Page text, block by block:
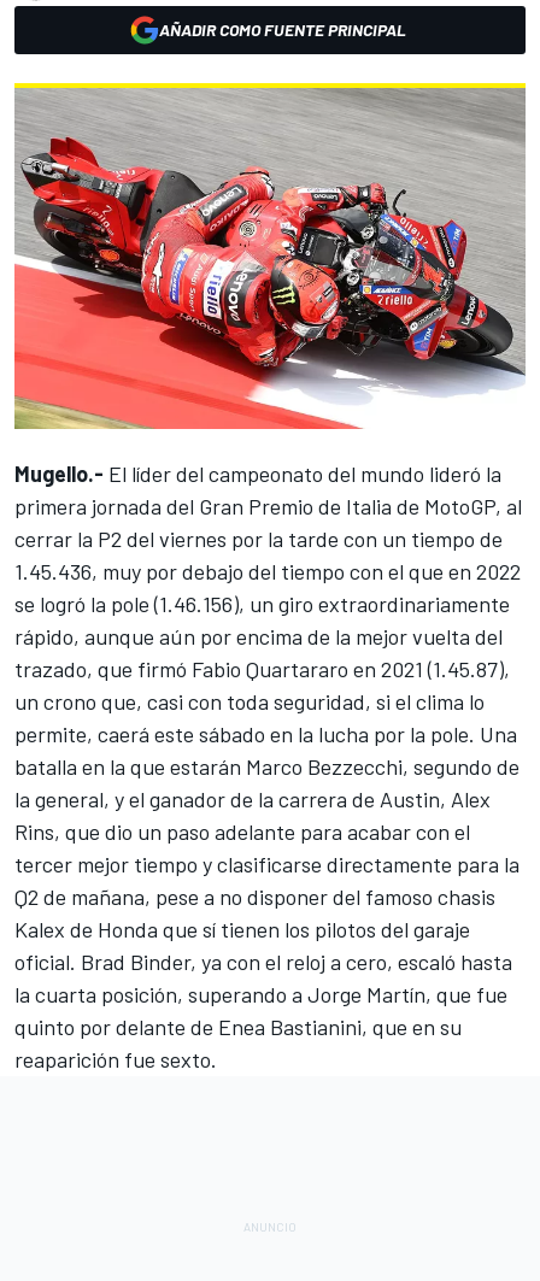
AÑADIR COMO FUENTE PRINCIPAL
Mugello.- El líder del campeonato del mundo lideró la
primera jornada del Gran Premio de Italia de MotoGP, al
cerrar la P2 del viernes por la tarde con un tiempo de
1.45.436, muy por debajo del tiempo con el que en 2022
se logró la pole (1.46.156), un giro extraordinariamente
rápido, aunque aún por encima de la mejor vuelta del
trazado, que firmó Fabio Quartararo en 2021 (1.45.87),
un crono que, casi con toda seguridad, si el clima lo
permite, caerá este sábado en la lucha por la pole. Una
batalla en la que estarán Marco Bezzecchi, segundo de
la general, y el ganador de la carrera de Austin, Alex
Rins, que dio un paso adelante para acabar con el
tercer mejor tiempo y clasificarse directamente para la
Q2 de mañana, pese a no disponer del famoso chasis
Kalex de Honda que sí tienen los pilotos del garaje
oficial. Brad Binder, ya con el reloj a cero, escaló hasta
la cuarta posición, superando a Jorge Martín, que fue
quinto por delante de Enea Bastianini, que en su
reaparición fue sexto.